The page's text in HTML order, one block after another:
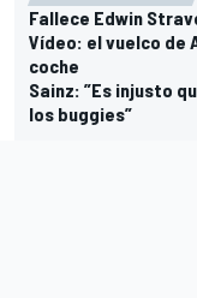
Fallece Edwin
Vídeo: el vuelco de
coche
Sainz: ”Es injusto
los buggies”